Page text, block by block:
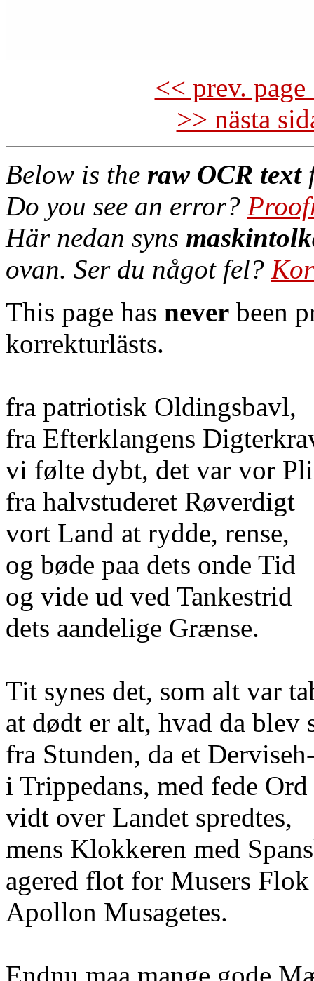
<< prev.
>> nästa
Below is the raw OCR text
Do you see an error?
Här nedan syns
ovan. Ser du något fel?
This page has never been
korrekturlästs.
fra patriotisk Oldingsbavl,
fra Efterklangens
vi følte dybt, det var vor
fra halvstuderet Røverdigt
vort Land at rydde, rense,
og bøde paa dets onde Tid
og vide ud ved Tankestrid
dets aandelige Grænse.
Tit synes det, som alt var
at dødt er alt, hvad da blev
fra Stunden, da et
i Trippedans, med fede Ord
vidt over Landet spredtes,
mens Klokkeren med
agered flot for Musers Flok
Apollon Musagetes.